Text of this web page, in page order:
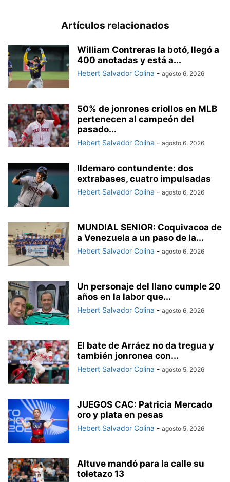
Artículos relacionados
William Contreras la botó, llegó a
400 anotadas y está a...
Hebert Salvador Colina - agosto 6, 2026
50% de jonrones criollos en MLB
pertenecen al campeón del
pasado...
Hebert Salvador Colina - agosto 6, 2026
Ildemaro contundente: dos
extrabases, cuatro impulsadas
Hebert Salvador Colina - agosto 6, 2026
MUNDIAL SENIOR: Coquivacoa de
a Venezuela a un paso de la...
Hebert Salvador Colina - agosto 6, 2026
Un personaje del llano cumple 20
años en la labor que...
Hebert Salvador Colina - agosto 6, 2026
El bate de Arráez no da tregua y
también jonronea con...
Hebert Salvador Colina - agosto 5, 2026
JUEGOS CAC: Patricia Mercado
oro y plata en pesas
Hebert Salvador Colina - agosto 5, 2026
Altuve mandó para la calle su
toletazo 13